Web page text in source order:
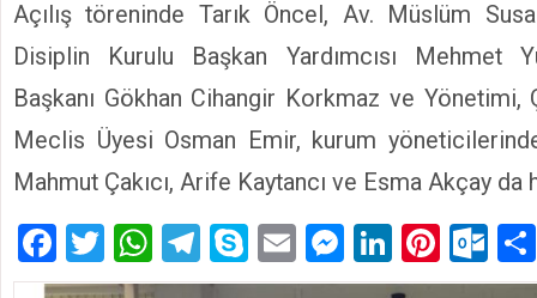
Açılış töreninde Tarık Öncel, Av. Müslüm
Disiplin Kurulu Başkan Yardımcısı Mehmet
Başkanı Gökhan Cihangir Korkmaz ve Yönetimi,
Meclis Üyesi Osman Emir, kurum
Mahmut Çakıcı, Arife Kaytancı ve Esma Akçay da
Facebook
Twitter
WhatsApp
Telegram
SkypeEmailMessenger
LinkedIn